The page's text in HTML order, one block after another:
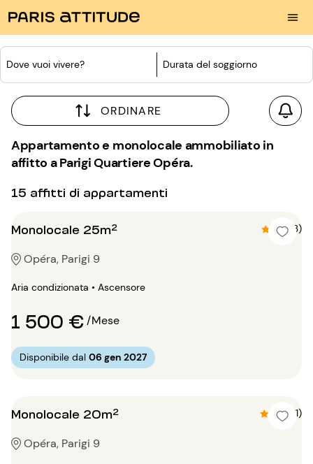
Dove vuoi vivere? Durata del soggiorno
ORDINARE
Appartamento e monolocale ammobiliato in
affitto a Parigi Quartiere Opéra.
15 affitti di appartamenti
Monolocale 25m² 4.7 (3)
Opéra, Parigi 9
Aria condizionata • Ascensore
1 500 €/Mese
Disponibile dal 06 gen 2027
Monolocale 20m² 4.8 (11)
Opéra, Parigi 9